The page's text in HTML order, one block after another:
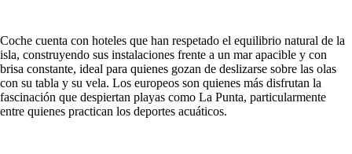
Coche cuenta con hoteles que han respetado el equilibrio natural de la
isla, construyendo sus instalaciones frente a un mar apacible y con
brisa constante, ideal para quienes gozan de deslizarse sobre las olas
con su tabla y su vela. Los europeos son quienes más disfrutan la
fascinación que despiertan playas como La Punta, particularmente
entre quienes practican los deportes acuáticos.